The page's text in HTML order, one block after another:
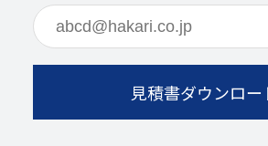
見積書ダウンロー